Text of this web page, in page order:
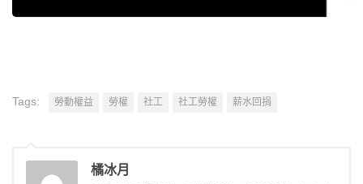
Tags: 勞動權益 勞權 社工 社工勞權 薪水回捐
橘冰月